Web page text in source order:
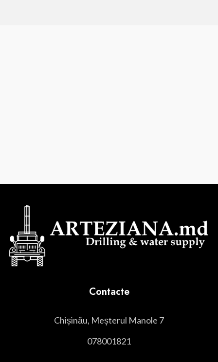
Contacte
Chișinău, Meșterul Manole 7
078001821